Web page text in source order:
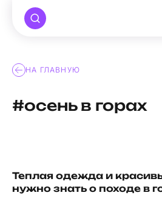
НА ГЛАВНУЮ
#осень в горах
Теплая одежда и
нужно знать о походе в